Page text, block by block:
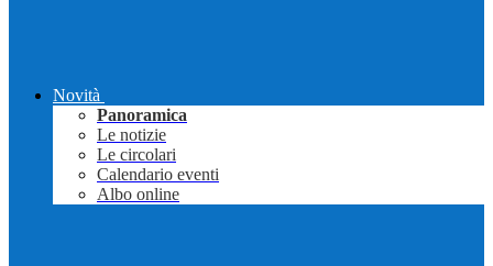
Novità
Panoramica
Le notizie
Le circolari
Calendario eventi
Albo online